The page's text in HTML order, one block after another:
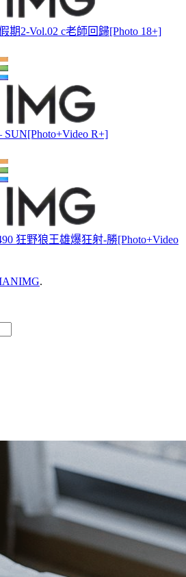
期2-Vol.02 c老師回歸[Photo 18+]
R+]
狂野狼王雄爆狂射-勝[Photo+Video
.